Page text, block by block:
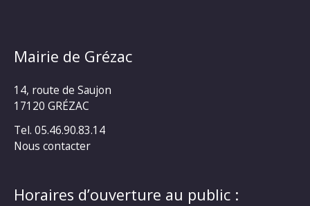
Mairie de Grézac
14, route de Saujon
17120 GRÉZAC
Tel. 05.46.90.83.14
Nous contacter
Horaires d’ouverture au public :